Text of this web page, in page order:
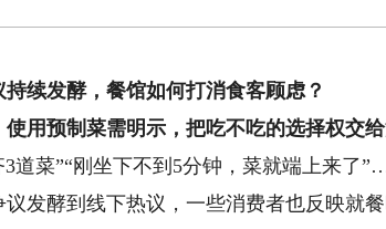
发酵，餐馆如何打消食客顾虑？
预制菜需明示，把吃不吃的选择权交
菜”“刚坐下不到5分钟，菜就端上来了
发酵到线下热议，一些消费者也反映就餐